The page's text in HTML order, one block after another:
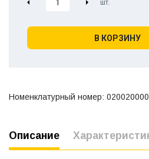
В КОРЗИНУ
Номенклатурный номер:
Описание